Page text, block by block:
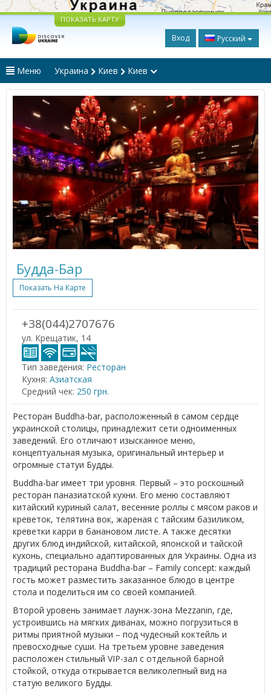
ПОКАЗАТЬ КАРТУ
Вход Русский
Меню Украина Киев Киев
Будда-Бар
Показать На Карте
+38(044)2707676
ул. Крещатик, 14
Тип заведения: Ресторан
Кухня: Азиатская
Средний чек: 250 грн.
Ресторан Buddha-bar, расположенный в самом сердце
украинской столицы, принадлежит сети одноименных
заведений. Его отличают изысканное меню,
концептуальная музыка, оригинальный интерьер и
огромные статуи Будды.
Buddha-bar имеет три уровня. Первый – это роскошный
ресторан паназиатской кухни. Его меню составляют
китайский куриный салат, весенние роллы с мясом раков и
креветок, телятина вок, жареная с тайским базиликом,
креветки карри в банановом листе. А также десятки
других блюд индийской, китайской, японской и тайской
кухонь, специально адаптированных для Украины. Одна из
традиций ресторана Buddha-bar – Family concept: каждый
гость может разместить заказанное блюдо в центре
стола и поделиться им со своей компанией.
Второй уровень занимает лаунж-зона Mezzanin, где,
устроившись на мягких диванах, можно погрузиться в
ритмы приятной музыки – под чудесный коктейль и
превосходные суши. На третьем уровне заведения
расположен стильный VIP-зал с отдельной барной
стойкой, откуда открывается великолепный вид на
статую великого Будды.